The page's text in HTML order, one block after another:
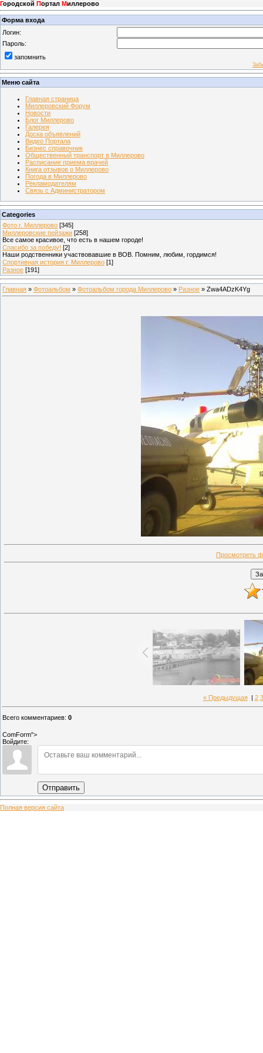
Городской Портал Миллерово
Форма входа
Логин:
Пароль:
запомнить
Меню сайта
Главная страница
Миллеровский Форум
Новости
Блог Миллерово
Галерея
Доска объявлений
Видео Портала
Бизнес справочник
Общественный транспорт в Миллерово
Расписание приема врачей
Книга отзывов о Миллерово
Погода в Миллерово
Рекламодателям
Связь с Администратором
Categories
Фото г. Миллерово [345]
Миллеровские пейзажи [258]
Все самое красивое, что есть в нашем городе!
Спасибо за победу! [2]
Наши родственники участвовавшие в ВОВ. Помним, любим, гордимся!
Спортивная история г. Миллерово [1]
Разное [191]
Главная » Фотоальбом » Фотоальбом города Миллерово » Разное » Zwa4ADzK4Yg
Просмотреть
« Предыдущая| 2 3
Всего комментариев: 0
ComForm">
Войдите:
Отправить
Полная версия сайта